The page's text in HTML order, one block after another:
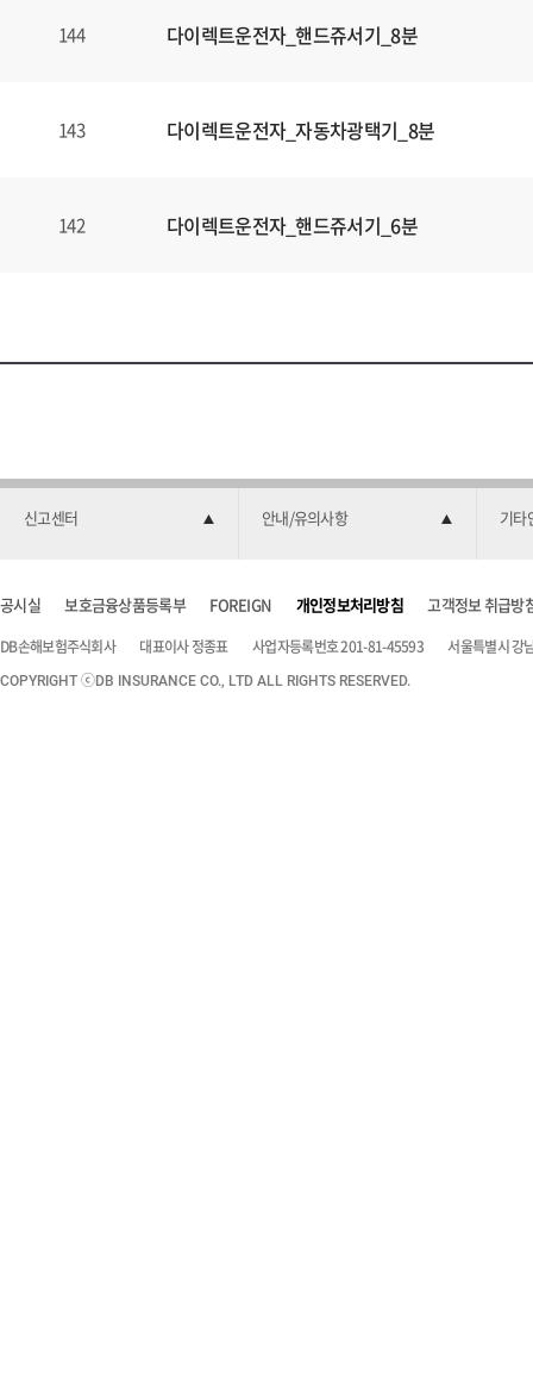
144 다이렉트운전자_핸드쥬서기_8분
143 다이렉트운전자_자동차광택기_8분
142 다이렉트운전자_핸드쥬서기_6분
신고센터 안내/유의사항 기타
공시실 보호금융상품등록부 FOREIGN 개인정보처리방침 고객정보 취급방
DB손해보험주식회사 대표이사 정종표 사업자등록번호 201-81-45593 서울특별시 강
COPYRIGHT ⓒDB INSURANCE CO., LTD ALL RIGHTS RESERVED.